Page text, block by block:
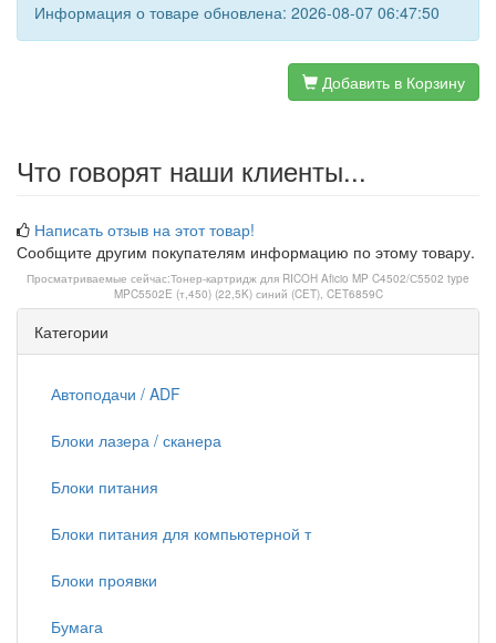
Информация о товаре обновлена: 2026-08-07 06:47:50
Добавить в Корзину
Что говорят наши клиенты...
Написать отзыв на этот товар!
Сообщите другим покупателям информацию по этому товару.
Просматриваемые сейчас:Тонер-картридж для RICOH Aficio MP C4502/С5502 type
MPC5502E (т,450) (22,5K) синий (CET), CET6859C
Категории
Автоподачи / ADF
Блоки лазера / сканера
Блоки питания
Блоки питания для компьютерной т
Блоки проявки
Бумага